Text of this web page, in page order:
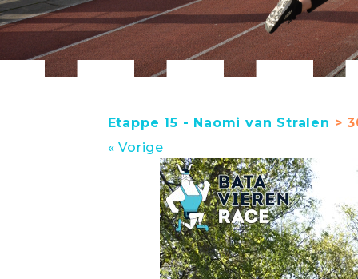
Etappe 15 - Naomi van Stralen >
« Vorige